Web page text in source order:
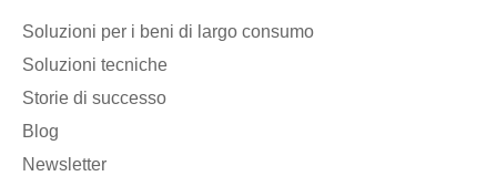
Soluzioni per i beni di largo consumo
Soluzioni tecniche
Storie di successo
Blog
Newsletter